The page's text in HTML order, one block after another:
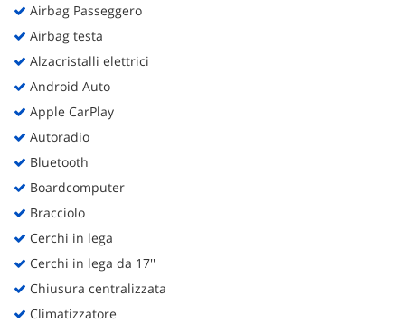
Airbag Passeggero
Airbag testa
Alzacristalli elettrici
Android Auto
Apple CarPlay
Autoradio
Bluetooth
Boardcomputer
Bracciolo
Cerchi in lega
Cerchi in lega da 17''
Chiusura centralizzata
Climatizzatore